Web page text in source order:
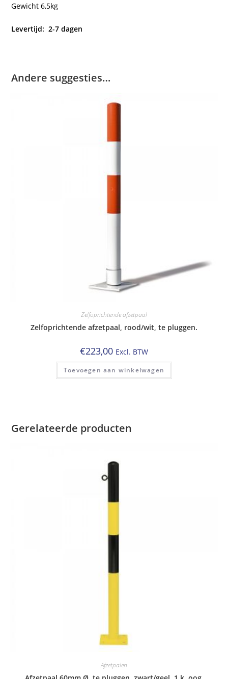
Gewicht 6,5kg
Levertijd: 2-7 dagen
Andere suggesties…
Zelfoprichtende afzetpaal
Zelfoprichtende afzetpaal, rood/wit, te pluggen.
€223,00 Excl. BTW
Toevoegen aan winkelwagen
Gerelateerde producten
Afzetpalen